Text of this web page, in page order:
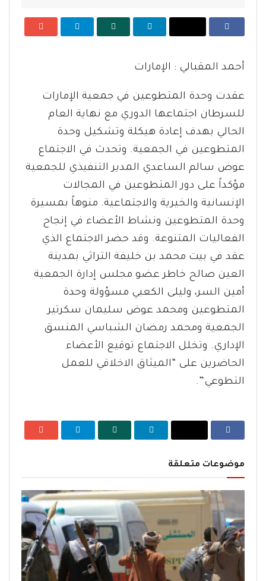
أحمد المقبالي : الإمارات
عقدت وحدة المتطوعين في جمعية الإمارات
للسرطان اجتماعها الدوري مع نهاية العام
الحالي بهدف إعادة هيكلة وتشكيل وحدة
المتطوعين في الجمعية. وتحدث في الاجتماع
عوض سالم الساعدي المدير التنفيذي للجمعية
مؤكداً على دور المتطوعين في المجالات
الإنسانية والخيرية والاجتماعية. منوهاً بمسيرة
وحدة المتطوعين ونشاط الأعضاء في إنجاح
الفعاليات المتنوعة. وقد حضر الاجتماع الذي
عقد في بيت محمد بن خليفة التراثي بمدينة
العين صالح خاطر عضو مجلس إدارة الجمعية
أمين السر، وليلى الكعبي مسؤولة وحدة
المتطوعين ومحمد عوض سليمان سكرتير
الجمعية ومحمد رمضان الشباسي المنسق
الإداري. وتخلل الاجتماع توقيع الأعضاء
الحاضرين على “الميثاق الاخلاقي للعمل
التطوعي”.
موضوعات متعلقة